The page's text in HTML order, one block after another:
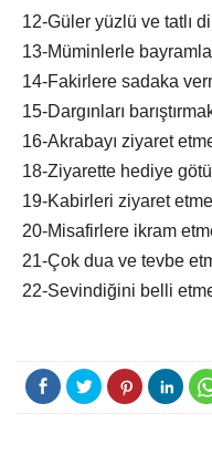
12-Güler yüzlü ve tatlı
13-Müminlerle
14-Fakirlere sadaka
15-Dargınları
16-Akrabayı ziyaret
18-Ziyarette hediye
19-Kabirleri ziyaret
20-Misafirlere ikram
21-Çok dua ve tevbe
22-Sevindiğini belli